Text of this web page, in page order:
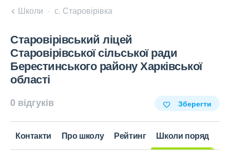
Школи с. Старовірівка
Старовірівський ліцей
Старовірівської сільської ради
Берестинського району Харківської
області
0 відгуків Зберегти
Контакти Про школу Рейтинг Школи поряд